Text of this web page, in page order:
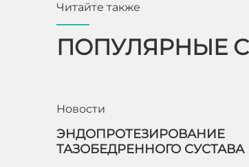
Читайте также
ПОПУЛЯРНЫЕ
Новости
ЭНДОПРОТЕЗИРОВАНИЕ
ТАЗОБЕДРЕННОГО СУСТАВА